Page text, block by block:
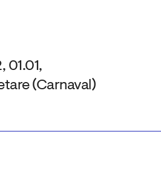
01.01,
(Carnaval)